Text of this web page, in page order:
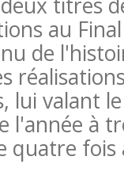
au
de
lui valant
l'année à
quatre fois